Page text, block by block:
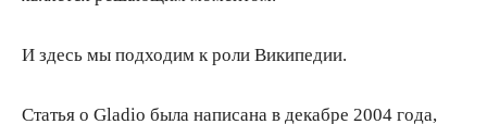
И здесь мы подходим к роли Википедии.
Статья о Gladio была написана в декабре 2004 года,